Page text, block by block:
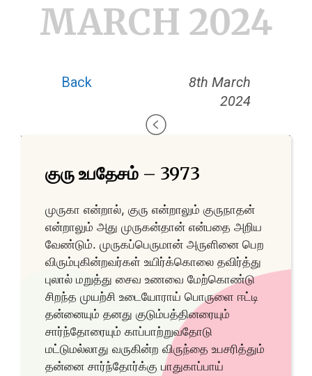
MARCH 2024
Back
8th March
2024
குரு உபதேசம் – 3973
முருகா என்றால், குரு என்றாலும் குருநாதன்
என்றாலும் அது முருகன்தான் என்பதை அறிய
வேண்டும். முருகப்பெருமான் அருளினை பெற
விரும்புகின்றவர்கள் உயிர்க்கொலை தவிர்த்து
புலால் மறுத்து சைவ உணவை மேற்கொண்டு
சிறந்த முயற்சி உடையோராய் பொருளை ஈட்டி
தன்னையும் தனது குடும்பத்தினரையும்
சார்ந்தோரையும் காப்பாற்றுவதோடு
மட்டுமல்லாது வருகின்ற விருந்தை உபசரித்தும்
தன்னை சார்ந்தோர்க்கு பாதுகாப்பாய்